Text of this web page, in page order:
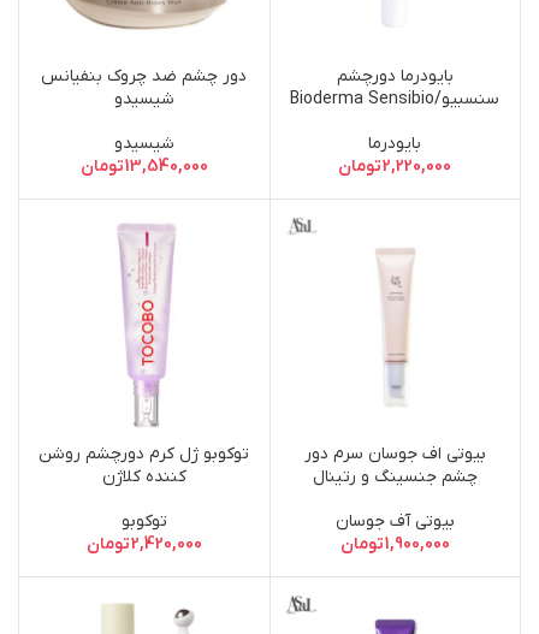
بایودرما دورچشم
سنسبیو/Bioderma Sensibio
Gel
بایودرما
2,220,000تومان
دور چشم ضد چروک بنفیانس
شیسیدو
شیسیدو
13,540,000تومان
بیوتی اف جوسان سرم دور
چشم جنسینگ و رتینال
بیوتی آف جوسان
1,900,000تومان
توکوبو ژل کرم دورچشم روشن
کننده کلاژن
توکوبو
2,420,000تومان